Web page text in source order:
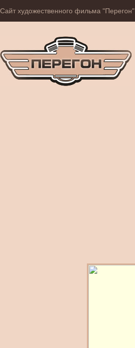
Сайт художественного фильма "Перегон"